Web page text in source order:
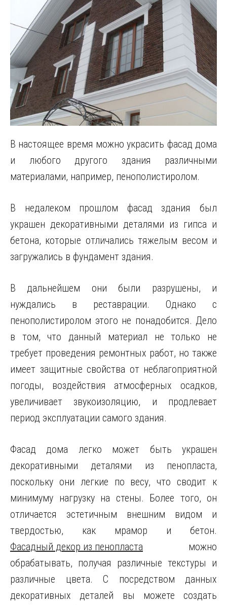
В настоящее время можно украсить фасад дома
и любого другого здания различными
материалами, например, пенополистиролом.
В недалеком прошлом фасад здания был
украшен декоративными деталями из гипса и
бетона, которые отличались тяжелым весом и
загружались в фундамент здания.
В дальнейшем они были разрушены, и
нуждались в реставрации. Однако с
пенополистиролом этого не понадобится. Дело
в том, что данный материал не только не
требует проведения ремонтных работ, но также
имеет защитные свойства от неблагоприятной
погоды, воздействия атмосферных осадков,
увеличивает звукоизоляцию, и продлевает
период эксплуатации самого здания.
Фасад дома легко может быть украшен
декоративными деталями из пенопласта,
поскольку они легкие по весу, что сводит к
минимуму нагрузку на стены. Более того, он
отличается эстетичным внешним видом и
твердостью, как мрамор и бетон.
Фасадный декор из пенопласта можно
обрабатывать, получая различные текстуры и
различные цвета. С посредством данных
декоративных деталей вы можете создать